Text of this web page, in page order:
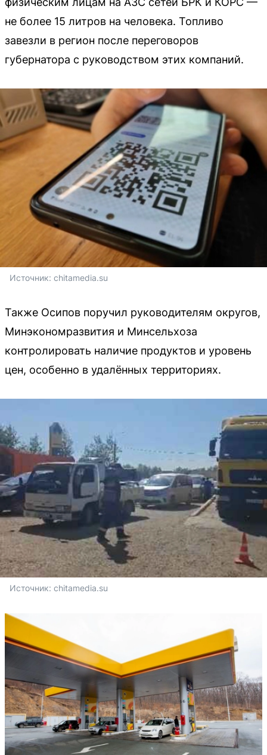
не более 15 литров на человека. Топливо
завезли в регион после переговоров
губернатора с руководством этих компаний.
Источник: chitamedia.su
Также Осипов поручил руководителям округов,
Минэкономразвития и Минсельхоза
контролировать наличие продуктов и уровень
цен, особенно в удалённых территориях.
Источник: chitamedia.su